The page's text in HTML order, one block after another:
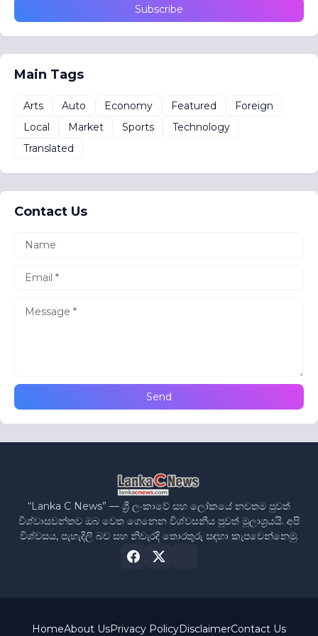
Main Tags
Arts Auto Economy Featured
Foreign
Local
Market Sports
Technology
Translated
Contact Us
“Lanka C News” — ශ්‍රී ලංකාවේ සහ ලෝකයේ නවතම පුවත්
විශ්වාසවන්තව ඔබ වෙත ගෙනෙන විශ්වසනීය පුවත් මූලාශ්‍රයයි. අපි
විශ්වසය, පැහැදිලි බව සහ නිවැරදි තොරතුරු සඳහා කැපවෙන්නෙමු.
HomeAbout UsPrivacy PolicyDisclaimerContact Us